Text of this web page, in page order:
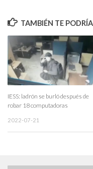
TAMBIÉN TE
IESS: ladrón se burló después de
robar 18 computadoras
2022-07-21